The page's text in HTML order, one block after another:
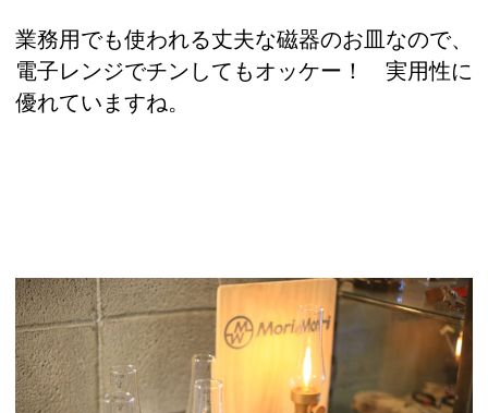
業務用でも使われる丈夫な磁器のお皿なので、
電子レンジでチンしてもオッケー！ 実用性に
優れていますね。